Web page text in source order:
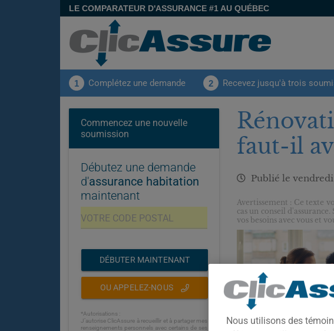
LE COMPARATEUR D'ASSURANCE #1 AU QUÉBEC
1 Complétez une demande 2 Recevez jusqu'à trois
faut-il
Publié le
Avertissement : Ce texte
cas un conseil
vos besoins avec vous et
Commencez une nouvelle
soumission
Débutez une demande
d'assurance habitation
maintenant
DÉBUTER MAINTENANT
OU APPELEZ-NOUS
*Autorisations :
J’autorise ClicAssure à recueillir et à partager mes
renseignements personnels avec certains de ses
Nous utilisons des